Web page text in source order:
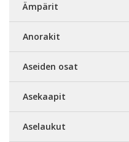
Ämpärit
Anorakit
Aseiden osat
Asekaapit
Aselaukut